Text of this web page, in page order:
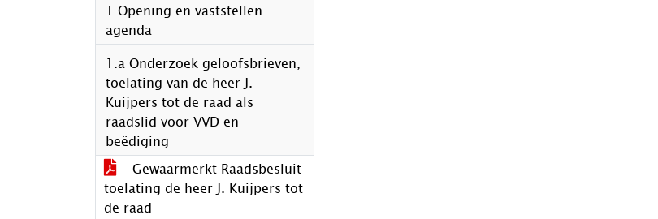
1 Opening en vaststellen
agenda
1.a Onderzoek geloofsbrieven,
toelating van de heer J.
Kuijpers tot de raad als
raadslid voor VVD en
beëdiging
Gewaarmerkt Raadsbesluit
toelating de heer J. Kuijpers tot
de raad